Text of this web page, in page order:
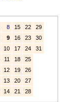
8 15 22
29
9 16 23
30
10 17 24
31
11 18
25
12 19
26
13 20
27
14 21 28